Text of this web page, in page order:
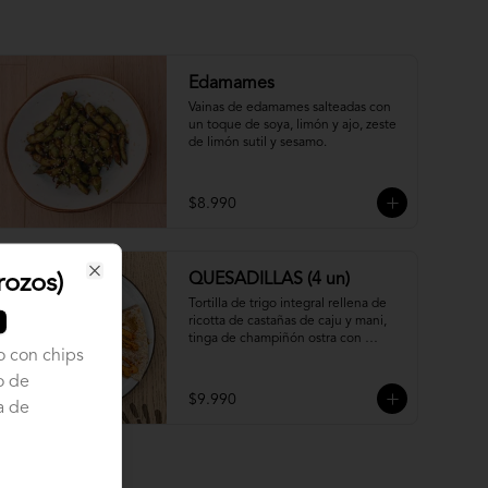
Edamames
Vainas de edamames salteadas con
un toque de soya, limón y ajo, zeste
de limón sutil y sesamo.
$8.990
QUESADILLAS (4 un)
Tortilla de trigo integral rellena de
ricotta de castañas de caju y mani,
tinga de champiñón ostra con
de mousseline de palta.
$9.990
con chips
de
de
Close